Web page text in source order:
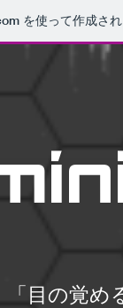
を使って作成さ
「目の覚